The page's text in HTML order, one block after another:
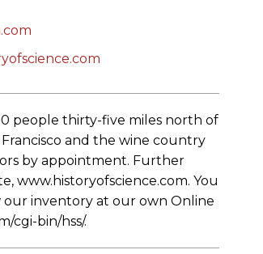
people thirty-five miles north of
and the wine country
by appointment. Further
www.historyofscience.com. You
our inventory at our own Online
cgi-bin/hss/.